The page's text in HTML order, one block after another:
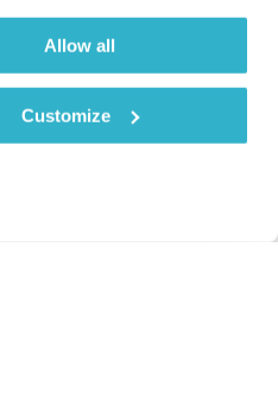
Allow all
Customize